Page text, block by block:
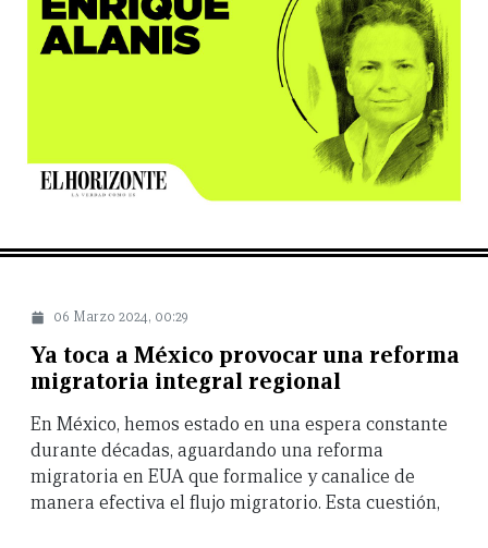
06 Marzo 2024, 00:29
Ya toca a México provocar una reforma
migratoria integral regional
En México, hemos estado en una espera constante
durante décadas, aguardando una reforma
migratoria en EUA que formalice y canalice de
manera efectiva el flujo migratorio. Esta cuestión,